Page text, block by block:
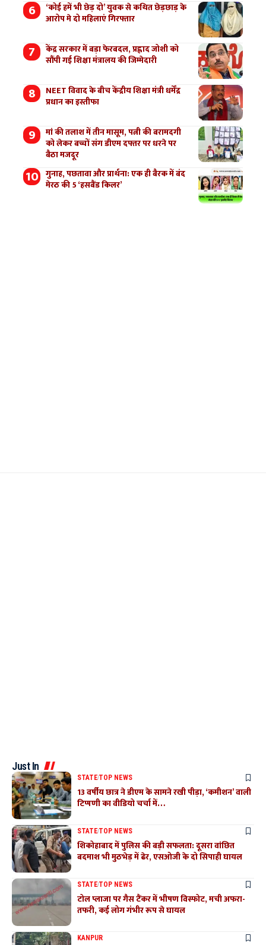
‘कोई हमें भी छेड़ दो’ युवक से कथित छेड़छाड़ के
आरोप मे दो महिलाएं गिरफ्तार
केंद्र सरकार में बड़ा फेरबदल, प्रह्लाद जोशी को
सौंपी गई शिक्षा मंत्रालय की जिम्मेदारी
NEET विवाद के बीच केंद्रीय शिक्षा मंत्री धर्मेंद्र
प्रधान का इस्तीफा
मां की तलाश में तीन मासूम, पत्नी की बरामदगी
को लेकर बच्चों संग डीएम दफ्तर पर धरने पर
बैठा मजदूर
गुनाह, पछतावा और प्रार्थना: एक ही बैरक में बंद
मेरठ की 5 ‘हसबैंड किलर’
Just In
STATETOP NEWS
13 वर्षीय छात्र ने डीएम के सामने रखी पीड़ा, ‘कमीशन’ वाली
टिप्पणी का वीडियो चर्चा में…
STATETOP NEWS
शिकोहाबाद में पुलिस की बड़ी सफलता: दूसरा वांछित
बदमाश भी मुठभेड़ में ढेर, एसओजी के दो सिपाही घायल
STATETOP NEWS
टोल प्लाजा पर गैस टैंकर में भीषण विस्फोट, मची अफरा-
तफरी, कई लोग गंभीर रूप से घायल
KANPUR